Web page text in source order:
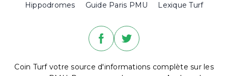
Hippodromes Guide Paris PMU Lexique Turf
Coin Turf votre source d'informations complète sur les